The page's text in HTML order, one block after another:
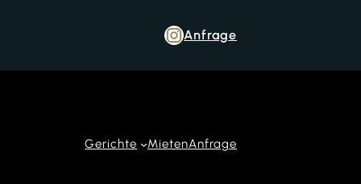
Anfrage
Gerichte MietenAnfrage